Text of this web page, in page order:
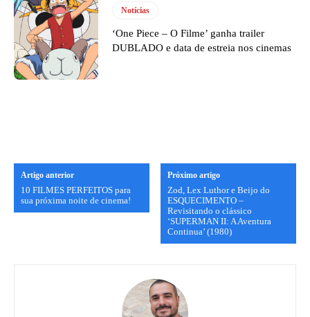
Notícias
‘One Piece – O Filme’ ganha trailer
DUBLADO e data de estreia nos cinemas
Artigo anterior
10 FILMES PERFEITOS para
sua próxima noite de cinema!
Próximo artigo
Zod, Lex Luthor e Beijo do
ESQUECIMENTO –
Revisitando o clássico
‘SUPERMAN II: A Aventura
Continua’ (1980)